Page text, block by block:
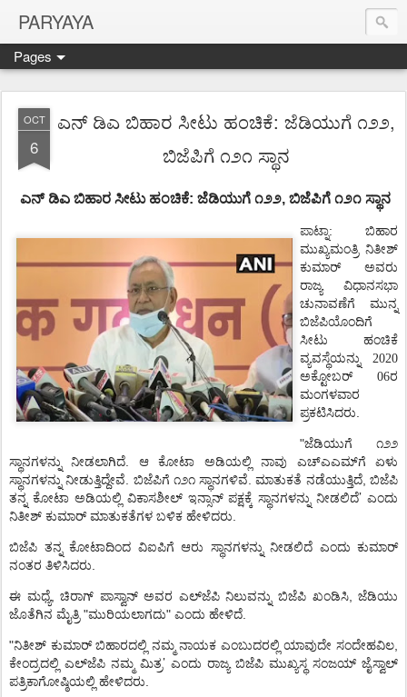
PARYAYA
Pages
OCT
6
ಎನ್ ಡಿಎ ಬಿಹಾರ ಸೀಟು ಹಂಚಿಕೆ: ಜೆಡಿಯುಗೆ ೧೨೨,
ಬಿಜೆಪಿಗೆ ೧೨೧ ಸ್ಥಾನ
ಎನ್ ಡಿಎ ಬಿಹಾರ ಸೀಟು ಹಂಚಿಕೆ: ಜೆಡಿಯುಗೆ ೧೨೨, ಬಿಜೆಪಿಗೆ ೧೨೧ ಸ್ಥಾನ
ಪಾಟ್ನಾ: ಬಿಹಾರ
ಮುಖ್ಯಮಂತ್ರಿ ನಿತೀಶ್
ಕುಮಾರ್
ಅವರು
ರಾಜ್ಯ
ವಿಧಾನಸಭಾ
ಚುನಾವಣೆಗೆ
ಮುನ್ನ
ಬಿಜೆಪಿಯೊಂದಿಗೆ
ಸೀಟು
ಹಂಚಿಕೆ
ವ್ಯವಸ್ಥೆಯನ್ನು
2020
ಅಕ್ಟೋಬರ್ 06ರ
ಮಂಗಳವಾರ
ಪ್ರಕಟಿಸಿದರು
"ಜೆಡಿಯುಗೆ
೧೨೨
ಸ್ಥಾನಗಳನ್ನು
ನೀಡಲಾಗಿದೆ ಆ ಕೋಟಾ ಅಡಿಯಲ್ಲಿ ನಾವು ಎಚ್ಎಎಮ್ಗೆ
ಏಳು
ಸ್ಥಾನಗಳನ್ನು ನೀಡುತ್ತಿದ್ದೇವೆ ಬಿಜೆಪಿಗೆ ೧೨೧ ಸ್ಥಾನಗಳಿವೆ .ಮಾತುಕತೆ ನಡೆಯುತ್ತಿದೆ,ಬಿಜೆಪಿ
ತನ್ನ ಕೋಟಾ ಅಡಿಯಲ್ಲಿ ವಿಕಾಸಶೀಲ್ ಇನ್ಸಾನ್ ಪಕ್ಷಕ್ಕೆ ಸ್ಥಾನಗಳನ್ನು ನೀಡಲಿದೆ’ ಎಂದು
ನಿತೀಶ್ ಕುಮಾರ್ ಮಾತುಕತೆಗಳ ಬಳಿಕ ಹೇಳಿದರು
ಬಿಜೆಪಿ ತನ್ನ ಕೋಟಾದಿಂದ ವಿಐಪಿಗೆ ಆರು ಸ್ಥಾನಗಳನ್ನು ನೀಡಲಿದೆ ಎಂದು ಕುಮಾರ್
ನಂತರ ತಿಳಿಸಿದರು
ಈ ಮಧ್ಯೆ ,ಚಿರಾಗ್ ಪಾಸ್ವಾನ್ ಅವರ ಎಲ್ಜೆಪಿ ನಿಲುವನ್ನು ಬಿಜೆಪಿ ಖಂಡಿಸಿ,ಜೆಡಿಯು
ಜೊತೆಗಿನ ಮೈತ್ರಿ "ಮುರಿಯಲಾಗದು" ಎಂದು ಹೇಳಿದೆ
"ನಿತೀಶ್ ಕುಮಾರ್ ಬಿಹಾರದಲ್ಲಿ ನಮ್ಮ ನಾಯಕ ಎಂಬುದರಲ್ಲಿ ಯಾವುದೇ ಸಂದೇಹವಿಲ
ಕೇಂದ್ರದಲ್ಲಿ ಎಲ್ಜೆಪಿ ನಮ್ಮ ಮಿತ್ರ’ ಎಂದು ರಾಜ್ಯ ಬಿಜೆಪಿ ಮುಖ್ಯಸ್ಥ ಸಂಜಯ್ ಜೈಸ್ವಾಲ್
ಪತ್ರಿಕಾಗೋಷ್ಠಿಯಲ್ಲಿ ಹೇಳಿದರು